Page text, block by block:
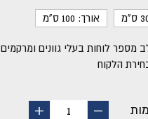
אורך: 100 ס"מ
מספר לוחות בעלי גוונים ומרקמים
הלקוח
החסר
1
הוסף